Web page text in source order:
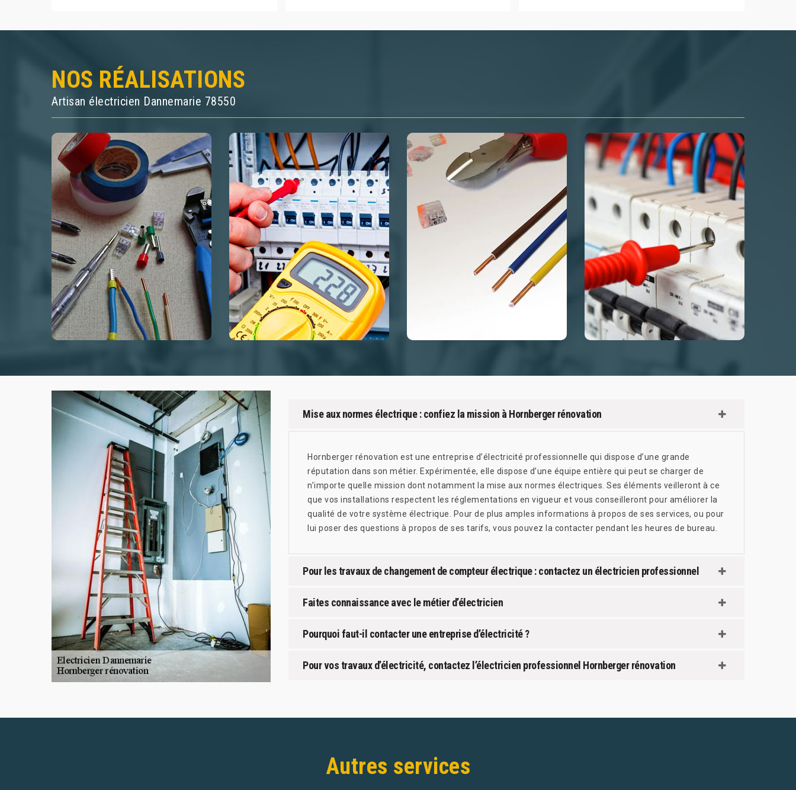
NOS RÉALISATIONS
Artisan électricien Dannemarie 78550
Mise aux normes électrique : confiez la mission à Hornberger rénovation
Hornberger rénovation est une entreprise d’électricité professionnelle qui dispose d’une grande
réputation dans son métier. Expérimentée, elle dispose d’une équipe entière qui peut se charger de
n’importe quelle mission dont notamment la mise aux normes électriques. Ses éléments veilleront à ce
que vos installations respectent les réglementations en vigueur et vous conseilleront pour améliorer la
qualité de votre système électrique. Pour de plus amples informations à propos de ses services, ou pour
lui poser des questions à propos de ses tarifs, vous pouvez la contacter pendant les heures de bureau.
Pour les travaux de changement de compteur électrique : contactez un électricien professionnel
Faites connaissance avec le métier d’électricien
Pourquoi faut-il contacter une entreprise d’électricité ?
Pour vos travaux d’électricité, contactez l’électricien professionnel Hornberger rénovation
Autres services